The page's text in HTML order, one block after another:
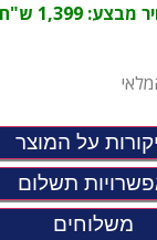
על המוצר
תשלום
משלוחים
1,399 ש"ח